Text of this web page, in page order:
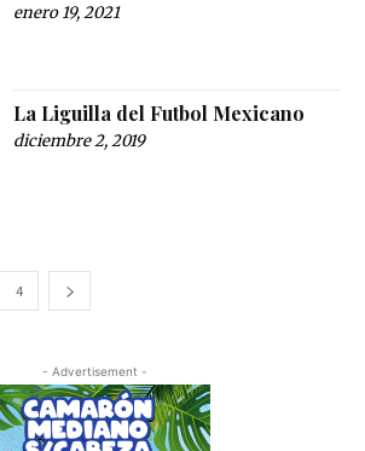
enero 19, 2021
La Liguilla del Futbol Mexicano
diciembre 2, 2019
4
- Advertisement -